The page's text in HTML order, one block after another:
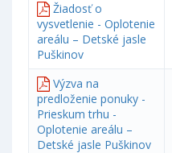
Žiadosť o
vysvetlenie - Oplotenie
areálu – Detské jasle
Puškinov
Výzva na
predloženie ponuky -
Prieskum trhu -
Oplotenie areálu –
Detské jasle Puškinov